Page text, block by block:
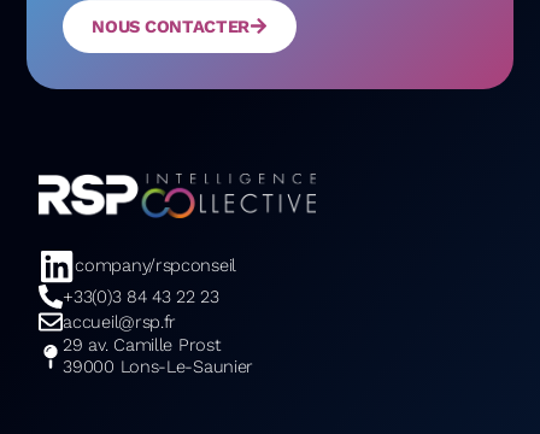
NOUS CONTACTER
company/rspconseil
+33(0)3 84 43 22 23
accueil@rsp.fr
29 av. Camille Prost
39000 Lons-Le-Saunier